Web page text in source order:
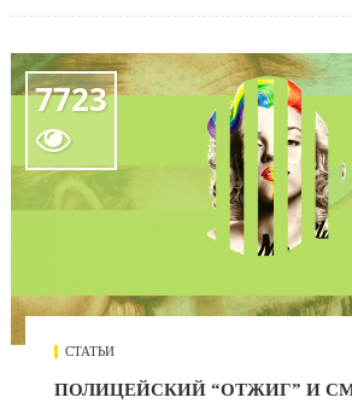
7723

СТАТЬИ
ПОЛИЦЕЙСКИЙ “ОТЖИГ” И